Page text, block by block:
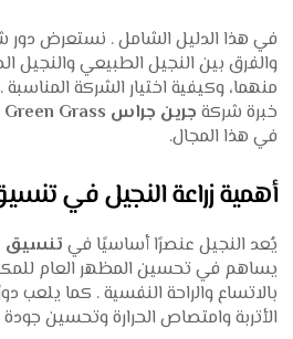
في هذا الدليل الشامل . نستعرض دور
والفرق بين النجيل الطبيعي والنجيل
منهما، وكيفية اختيار الشركة
خبرة شركة جرين جراس Green Grass .
في هذا المجال.
أهمية زراعة النجيل في
يُعد النجيل عنصرًا أساسيًا في تنسيق
يساهم في تحسين المظهر العام
بالاتساع والراحة النفسية . كما يلعب
الأتربة وامتصاص الحرارة وتحسين جودة